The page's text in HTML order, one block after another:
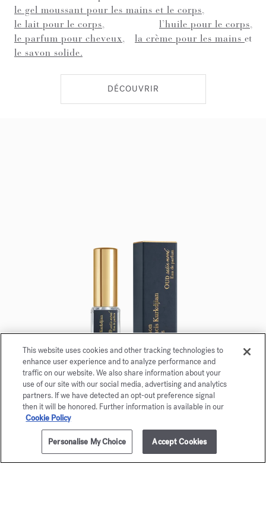
AJOUTER AU PANIER 355,00 €
le gel moussant pour les mains et le corps
le lait pour le corps
l’huile pour le corps
le parfum pour cheveux
la crème pour les mains et
le savon solide.
DÉCOUVRIR
OUD satin mood
Eau de parfum 5ml
Maison Francis Kurkdjian a le plaisir de vous offrir
satin moodEau de parfum 5ml.
This website uses cookies and other tracking technologies to
enhance user experience and to analyze performance and
traffic on our website. We also share information about your
use of our site with our social media, advertising and analytics
partners. If we have detected an opt-out preference signal
then it will be honored. Further information is available in our
Cookie Policy
Personalise My Choice Accept Cookies